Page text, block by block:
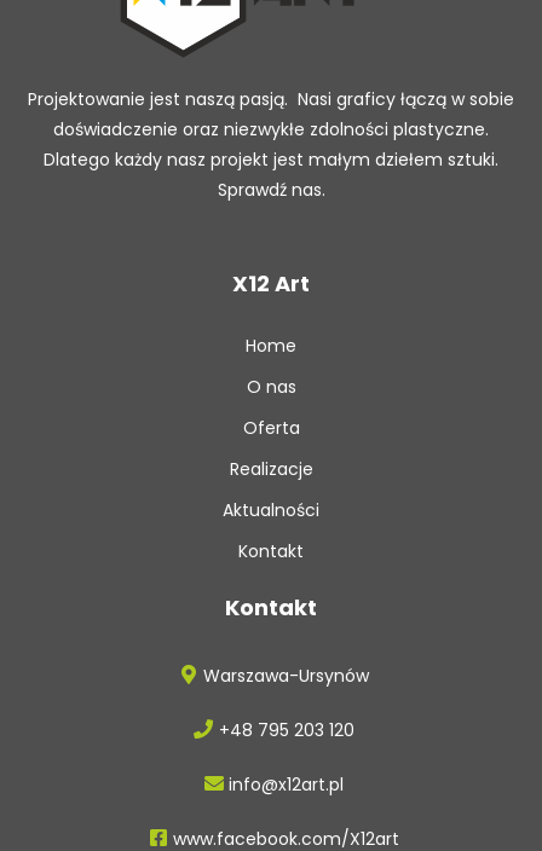
Projektowanie jest naszą pasją. Nasi graficy łączą w sobie
doświadczenie oraz niezwykłe zdolności plastyczne.
Dlatego każdy nasz projekt jest małym dziełem sztuki.
Sprawdź nas.
X12 Art
Home
O nas
Oferta
Realizacje
Aktualności
Kontakt
Kontakt
Warszawa-Ursynów
+48 795 203 120
info@x12art.pl
www.facebook.com/X12art